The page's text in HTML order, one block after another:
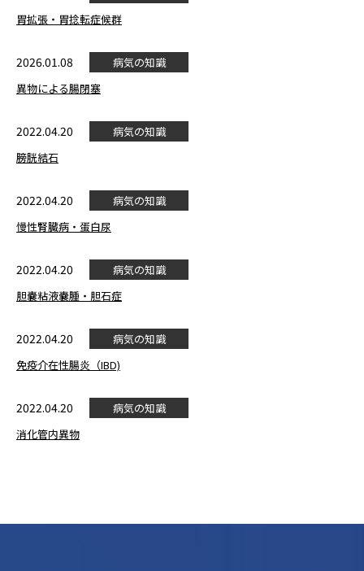
胃拡張・胃捻転症候群
2026.01.08
病気の知識
異物による腸閉塞
2022.04.20
病気の知識
膀胱結石
2022.04.20
病気の知識
慢性腎臓病・蛋白尿
2022.04.20
病気の知識
胆嚢粘液嚢腫・胆石症
2022.04.20
病気の知識
免疫介在性腸炎（IBD)
2022.04.20
病気の知識
消化管内異物